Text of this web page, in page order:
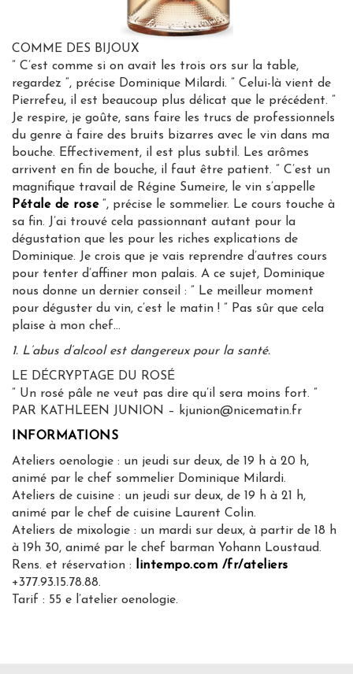
COMME DES BIJOUX
” C’est comme si on avait les trois ors sur la table,
regardez “, précise Dominique Milardi. ” Celui-là vient de
Pierrefeu, il est beaucoup plus délicat que le précédent. ”
Je respire, je goûte, sans faire les trucs de professionnels
du genre à faire des bruits bizarres avec le vin dans ma
bouche. Effectivement, il est plus subtil. Les arômes
arrivent en fin de bouche, il faut être patient. ” C’est un
magnifique travail de Régine Sumeire, le vin s’appelle
Pétale de rose“, précise le sommelier. Le cours touche à
sa fin. J’ai trouvé cela passionnant autant pour la
dégustation que les pour les riches explications de
Dominique. Je crois que je vais reprendre d’autres cours
pour tenter d’affiner mon palais. A ce sujet, Dominique
nous donne un dernier conseil : ” Le meilleur moment
pour déguster du vin, c’est le matin ! ” Pas sûr que cela
plaise à mon chef…
1. L’abus d’alcool est dangereux pour la santé.
LE DÉCRYPTAGE DU ROSÉ
” Un rosé pâle ne veut pas dire qu’il sera moins fort. ”
PAR KATHLEEN JUNION – kjunion@nicematin.fr
INFORMATIONS
Ateliers oenologie : un jeudi sur deux, de 19 h à 20 h,
animé par le chef sommelier Dominique Milardi.
Ateliers de cuisine : un jeudi sur deux, de 19 h à 21 h,
animé par le chef de cuisine Laurent Colin.
Ateliers de mixologie : un mardi sur deux, à partir de 18 h
à 19h 30, animé par le chef barman Yohann Loustaud.
Rens. et réservation :
lintempo.com /fr/ateliers
+377.93.15.78.88.
Tarif : 55 e l’atelier oenologie.